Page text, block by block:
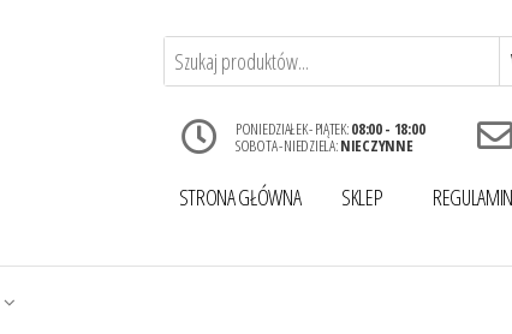
PONIEDZIAŁEK - PIĄTEK:08:00 - 18:00
SOBOTA - NIEDZIELA:NIECZYNNE
STRONA GŁÓWNA SKLEP